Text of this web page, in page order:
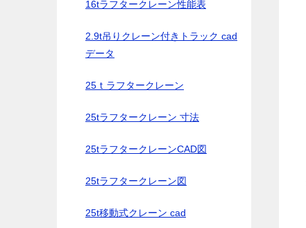
16tラフタークレーン性能表
2.9t吊りクレーン付きトラック cad
データ
25ｔラフタークレーン
25tラフタークレーン 寸法
25tラフタークレーンCAD図
25tラフタークレーン図
25t移動式クレーン cad